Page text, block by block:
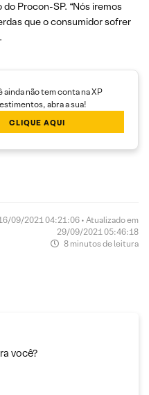
Procon-SP. “Nós iremos
que o consumidor sofrer
ainda não tem conta na XP
abra a sua!
CLIQUE AQUI
09/2021 04:21:06 • Atualizado em
29/09/2021 05:46:18
8 minutos de leitura
você?